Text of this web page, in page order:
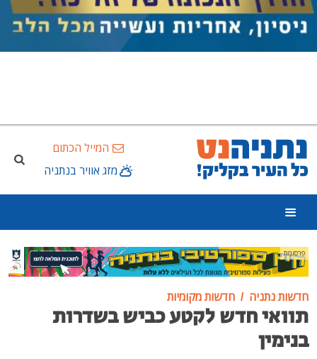
המייל הכתום
מזג אוויר בנתניה
פרסומת
חדשות נתניה חדשות מקומיות
תוואי חדש לקטע כביש בשדרות
בנימין